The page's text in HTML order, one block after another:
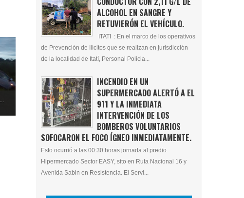
ALCOHOL EN SANGRE Y
RETUVIERÓN EL VEHÍCULO.
ITATI : En el marco de los operativos
de Prevención de Ilícitos que se realizan en jurisdicción
de la localidad de Itatí, Personal Policia...
INCENDIO EN UN
SUPERMERCADO ALERTÓ A EL
911 Y LA INMEDIATA
INTERVENCIÓN DE LOS
BOMBEROS VOLUNTARIOS
SOFOCARON EL FOCO ÍGNEO INMEDIATAMENTE.
Esto ocurrió a las 00:30 horas jornada al predio
Hipermercado Sector EASY, sito en Ruta Nacional 16 y
Avenida Sabin en Resistencia. El Servi...